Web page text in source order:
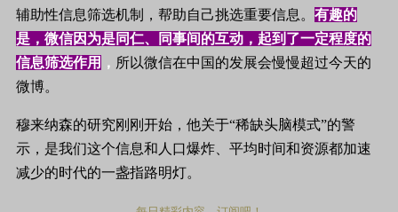
辅助性信息筛选机制，帮助自己挑选重要信息。 有趣的
是，微信因为是同仁、同事间的互动，起到了一定程度的
信息筛选作用 ， 所以微信在中国的发展会慢慢超过今天的
微博。
穆来纳森的研究刚刚开始，他关于“稀缺头脑模式”的警
示，是我们这个信息和人口爆炸、平均时间和资源都加速
减少的时代的一盏指路明灯。